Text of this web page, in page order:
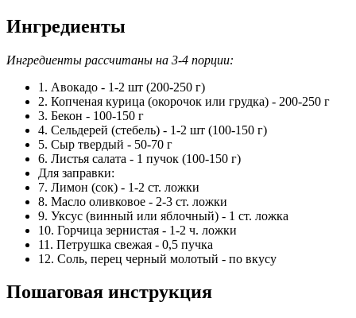
Ингредиенты
Ингредиенты рассчитаны на 3-4 порции:
1. Авокадо - 1-2 шт (200-250 г)
2. Копченая курица (окорочок или грудка) - 200-250 г
3. Бекон - 100-150 г
4. Сельдерей (стебель) - 1-2 шт (100-150 г)
5. Сыр твердый - 50-70 г
6. Листья салата - 1 пучок (100-150 г)
Для заправки:
7. Лимон (сок) - 1-2 ст. ложки
8. Масло оливковое - 2-3 ст. ложки
9. Уксус (винный или яблочный) - 1 ст. ложка
10. Горчица зернистая - 1-2 ч. ложки
11. Петрушка свежая - 0,5 пучка
12. Соль, перец черный молотый - по вкусу
Пошаговая инструкция